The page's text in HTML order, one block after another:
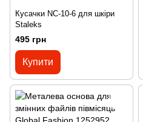
Кусачки NC-10-6 для шкіри
Staleks
495 грн
Купити